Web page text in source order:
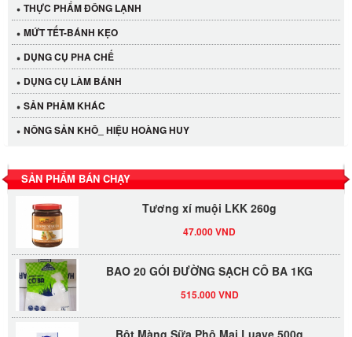
THỰC PHẨM ĐÔNG LẠNH
MỨT TẾT-BÁNH KẸO
DỤNG CỤ PHA CHẾ
DỤNG CỤ LÀM BÁNH
SẢN PHẢM KHÁC
NÔNG SẢN KHÔ_ HIỆU HOÀNG HUY
SẢN PHẨM BÁN CHẠY
LỐC 12 HỦ Tương xí muội LKK 260g
Tương xí muội LKK 260g
47.000 VND
BAO 20 GÓI ĐƯỜNG SẠCH CÔ BA 1KG
515.000 VND
Bột Màng Sữa Phô Mai Luave 500g